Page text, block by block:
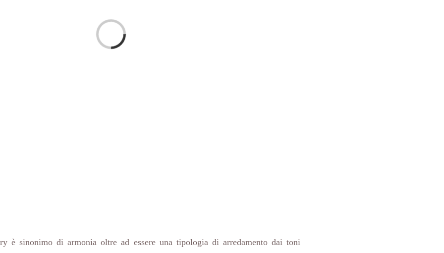
Caricamento...
è sinonimo di armonia oltre ad essere una tipologia di arredamento dai toni